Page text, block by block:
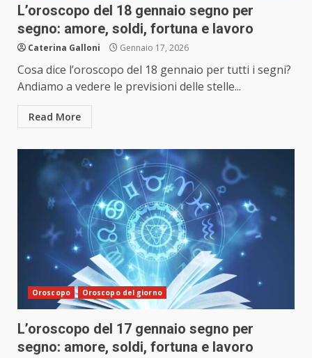
L’oroscopo del 18 gennaio segno per
segno: amore, soldi, fortuna e lavoro
Caterina Galloni Gennaio 17, 2026
Cosa dice l’oroscopo del 18 gennaio per tutti i segni?
Andiamo a vedere le previsioni delle stelle...
Read More
Oroscopo Oroscopo del giorno
L’oroscopo del 17 gennaio segno per
segno: amore, soldi, fortuna e lavoro